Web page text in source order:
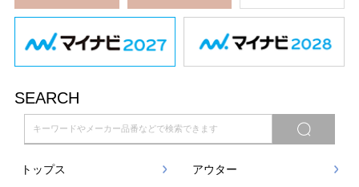
SEARCH
トップス アウター